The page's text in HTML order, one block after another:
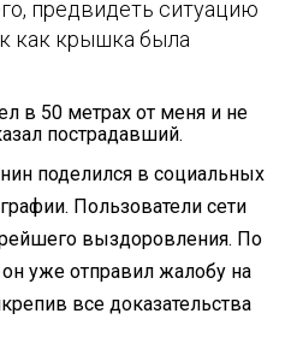
предвидеть ситуацию
как крышка была
в 50 метрах от меня и не
пострадавший.
поделился в социальных
Пользователи сети
выздоровления. По
уже отправил жалобу на
все доказательства